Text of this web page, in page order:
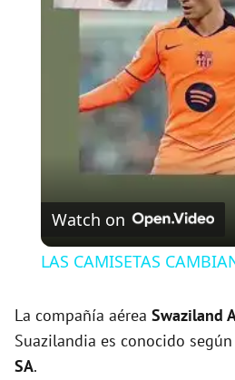
l
a
y
V
i
d
Watch on
LAS CAMISETAS
La compañía aérea Swaziland
Suazilandia es conocido
SA.